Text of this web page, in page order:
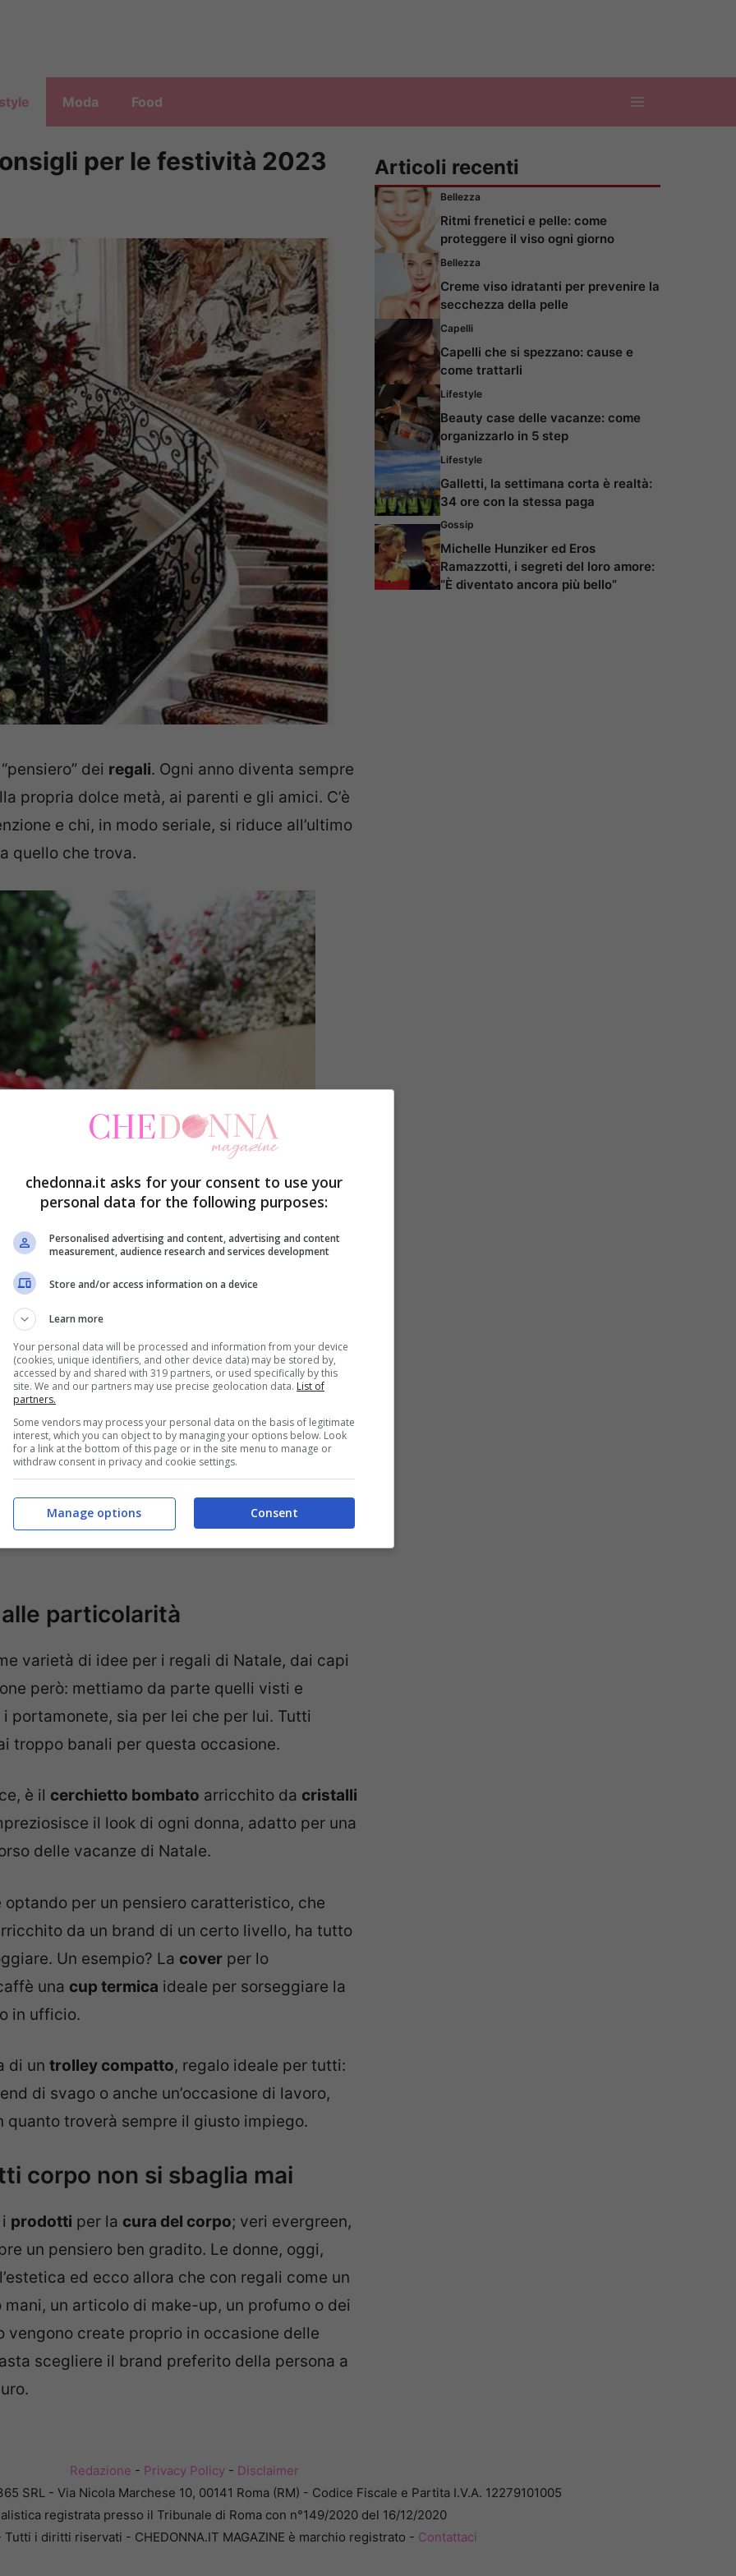
Moda Food
per le festività 2023
dei regali. Ogni anno diventa sempre
propria dolce metà, ai parenti e gli amici. C’è
e chi, in modo seriale, si riduce all’ultimo
quello che trova.
perfetto, in grado di suscitare sorpresa e
di individuare il pensiero più adeguato; in
da anni si classificano come evergreen
che per le donne.
di bellezza come, ad esempio, iprodotti
amanti della routine di bellezza, un buon
libro
legato almondo wineper le estimatrici
particolarità
varietà di idee per i regali di Natale, dai capi
però: mettiamo da parte quelli visti e
sia per lei che per lui. Tutti
troppo banali per questa occasione.
è il cerchietto bombato arricchito da cristalli
il look di ogni donna, adatto per una
delle vacanze di Natale.
optando per un pensiero caratteristico, che
da un brand di un certo livello, ha tutto
Un esempio? La cover per lo
una cup termica ideale per sorseggiare la
in ufficio.
di un trolley compatto, regalo ideale per tutti:
di svago o anche un’occasione di lavoro,
troverà sempre il giusto impiego.
corpo non si sbaglia mai
prodotti per la cura del corpo; veri evergreen,
un pensiero ben gradito. Le donne, oggi,
ed ecco allora che con regali come un
un articolo di make-up, un profumo o dei
create proprio in occasione delle
scegliere il brand preferito della persona a
Articoli recenti
Bellezza
Ritmi frenetici e pelle: come
proteggere il viso ogni giorno
Bellezza
Creme viso idratanti per prevenire la
secchezza della pelle
Capelli
Capelli che si spezzano: cause e
come trattarli
Lifestyle
Beauty case delle vacanze: come
organizzarlo in 5 step
Lifestyle
Galletti, la settimana corta è realtà:
34 ore con la stessa paga
Gossip
Michelle Hunziker ed Eros
Ramazzotti, i segreti del loro amore:
“È diventato ancora più bello”
Redazione - Privacy Policy- Disclaimer
SRL - Via Nicola Marchese 10, 00141 Roma (RM) - Codice Fiscale e Partita I.V.A. 12279101005
registrata presso il Tribunale di Roma con n°149/2020 del 16/12/2020
i diritti riservati - CHEDONNA.IT MAGAZINE è marchio registrato - Contattaci
chedonna.it asks for your consent to use your
personal data for the following purposes:
Personalised advertising and content, advertising and content
measurement, audience research and services development
Store and/or access information on a device
Learn more
Your personal data will be processed and information from your device
(cookies, unique identifiers, and other device data) may be stored by,
accessed by and shared with 319 partners, or used specifically by this
site. We and our partners may use precise geolocation data. List of
partners.
Some vendors may process your personal data on the basis of legitimate
interest, which you can object to by managing your options below. Look
for a link at the bottom of this page or in the site menu to manage or
withdraw consent in privacy and cookie settings.
Consent
Manage options